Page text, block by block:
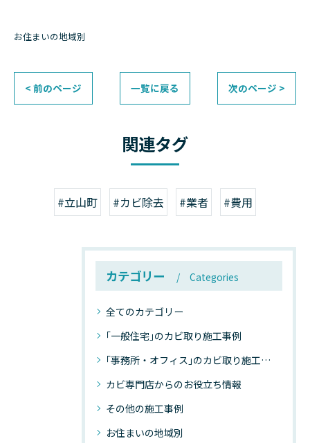
お住まいの地域別
< 前のページ 一覧に戻る 次のページ >
関連タグ
#立山町 #カビ除去 #業者 #費用
カテゴリー Categories
全てのカテゴリー
｢一般住宅｣のカビ取り施工事例
｢事務所・オフィス｣のカビ取り施工事例
カビ専門店からのお役立ち情報
その他の施工事例
お住まいの地域別